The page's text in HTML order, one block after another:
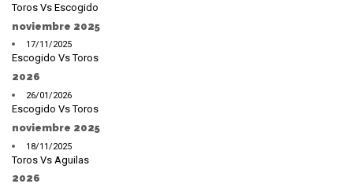
Toros Vs Escogido
noviembre 2025
17/11/2025
Escogido Vs Toros
2026
26/01/2026
Escogido Vs Toros
noviembre 2025
18/11/2025
Toros Vs Aguilas
2026